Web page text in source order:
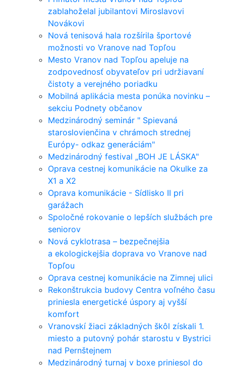
zablahoželal jubilantovi Miroslavovi
Novákovi
Nová tenisová hala rozšírila športové
možnosti vo Vranove nad Topľou
Mesto Vranov nad Topľou apeluje na
zodpovednosť obyvateľov pri udržiavaní
čistoty a verejného poriadku
Mobilná aplikácia mesta ponúka novinku –
sekciu Podnety občanov
Medzinárodný seminár " Spievaná
staroslovienčina v chrámoch strednej
Európy- odkaz generáciám"
Medzinárodný festival „BOH JE LÁSKA"
Oprava cestnej komunikácie na Okulke za
X1 a X2
Oprava komunikácie - Sídlisko II pri
garážach
Spoločné rokovanie o lepších službách pre
seniorov
Nová cyklotrasa – bezpečnejšia
a ekologickejšia doprava vo Vranove nad
Topľou
Oprava cestnej komunikácie na Zimnej ulici
Rekonštrukcia budovy Centra voľného času
priniesla energetické úspory aj vyšší
komfort
Vranovskí žiaci základných škôl získali 1.
miesto a putovný pohár starostu v Bystrici
nad Pernštejnem
Medzinárodný turnaj v boxe priniesol do